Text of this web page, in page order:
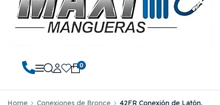
0
Home Conexiones de Bronce
42FR Conexión de Latón,